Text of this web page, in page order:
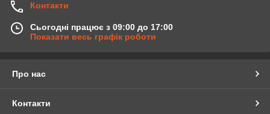
Контакти
Сьогодні працює з 09:00 до 17:00
Показати весь графік роботи
Про нас
Контакти